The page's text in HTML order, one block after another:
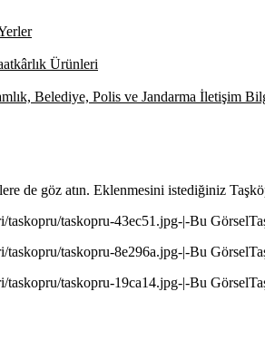
Ürünleri
Belediye, Polis ve Jandarma İletişim
de göz atın. Eklenmesini istediğiniz
taskopru-43ec51.jpg-|-Bu
taskopru-8e296a.jpg-|-Bu
taskopru-19ca14.jpg-|-Bu